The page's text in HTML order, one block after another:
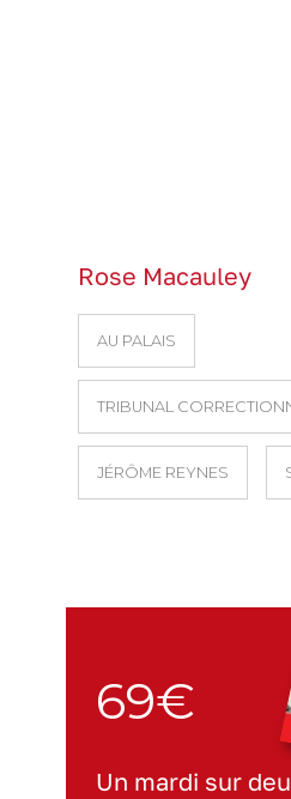
Rose Macauley
AU PALAIS
TRIBUNAL
JÉRÔME REYNES
69€
Un mardi sur